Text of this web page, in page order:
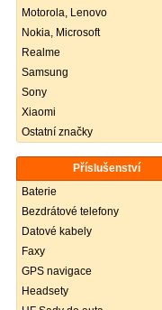
Motorola, Lenovo
Nokia, Microsoft
Realme
Samsung
Sony
Xiaomi
Ostatní značky
Příslušenství
Baterie
Bezdrátové telefony
Datové kabely
Faxy
GPS navigace
Headsety